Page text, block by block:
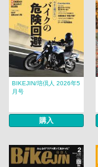
BIKEJIN/培倶人 2026年5
月号
購入